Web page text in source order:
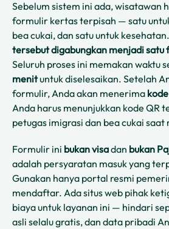
Sebelum sistem ini ada, wisatawan
formulir kertas terpisah — satu
bea cukai, dan satu untuk
tersebut digabungkan menjadi
Seluruh proses ini memakan waktu
menituntuk diselesaikan. Setelah
formulir, Anda akan menerima
Anda harus menunjukkan kode QR
petugas imigrasi dan bea cukai
Formulir ini bukan visadan bukan
adalah persyaratan masuk yang
Gunakan hanya portal resmi
mendaftar. Ada situs web pihak
biaya untuk layanan ini — hindari
asli selalu gratis, dan data pribadi